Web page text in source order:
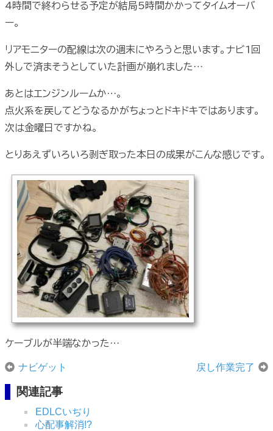
4時間で終わらせる予定が結局5時間かかってタイムオーバ
ー。
リアモニターの配線は次の週末にやろうと思います。ナビ1回
外しで済まそうとしていた計画が崩れました…
あとはエンジンルームか…。
点火系を戻してどうなるかがちょっとドキドキではあります。
次は金曜日ですかね。
とりあえずいろいろ剥ぎ取った本日の成果がこんな感じです。
ケーブルが半端なかった…
ナビゲット 戻し作業完了
関連記事
EDLCいぢり
心配事解消!?